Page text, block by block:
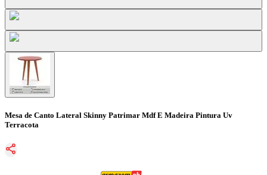
Mesa de Canto Lateral Skinny Patrimar Mdf E Madeira Pintura Uv
Terracota